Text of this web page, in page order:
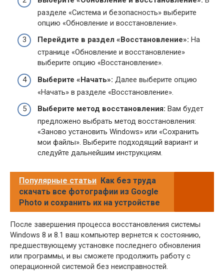
разделе «Система и безопасность» выберите
опцию «Обновление и восстановление».
Перейдите в раздел «Восстановление»: На
странице «Обновление и восстановление»
выберите опцию «Восстановление».
Выберите «Начать»: Далее выберите опцию
«Начать» в разделе «Восстановление».
Выберите метод восстановления: Вам будет
предложено выбрать метод восстановления:
«Заново установить Windows» или «Сохранить
мои файлы». Выберите подходящий вариант и
следуйте дальнейшим инструкциям.
Популярные статьи Как без труда
скачать все фотографии из Google
Photo и сохранить их на устройстве
После завершения процесса восстановления системы
Windows 8 и 8.1 ваш компьютер вернется к состоянию,
предшествующему установке последнего обновления
или программы, и вы сможете продолжить работу с
операционной системой без неисправностей.